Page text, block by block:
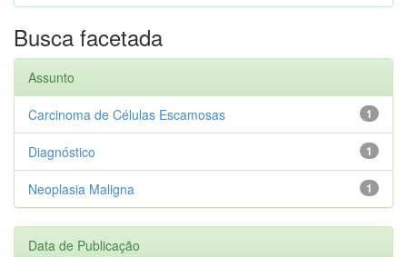
Busca facetada
Assunto
1
Carcinoma de Células Escamosas
1
Diagnóstico
1
Neoplasia Maligna
Data de Publicação